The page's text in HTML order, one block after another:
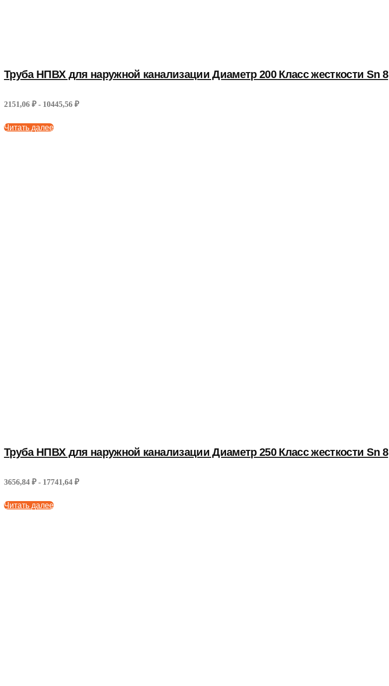
Труба НПВХ для наружной канализации Диаметр 200 Класс жесткости Sn 8
2151,06 ₽ - 10445,56 ₽
Читать далее
Труба НПВХ для наружной канализации Диаметр 250 Класс жесткости Sn 8
3656,84 ₽ - 17741,64 ₽
Читать далее